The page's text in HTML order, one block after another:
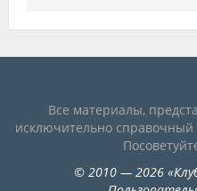
Все материалы,
исключительно
© 2010— 2026«